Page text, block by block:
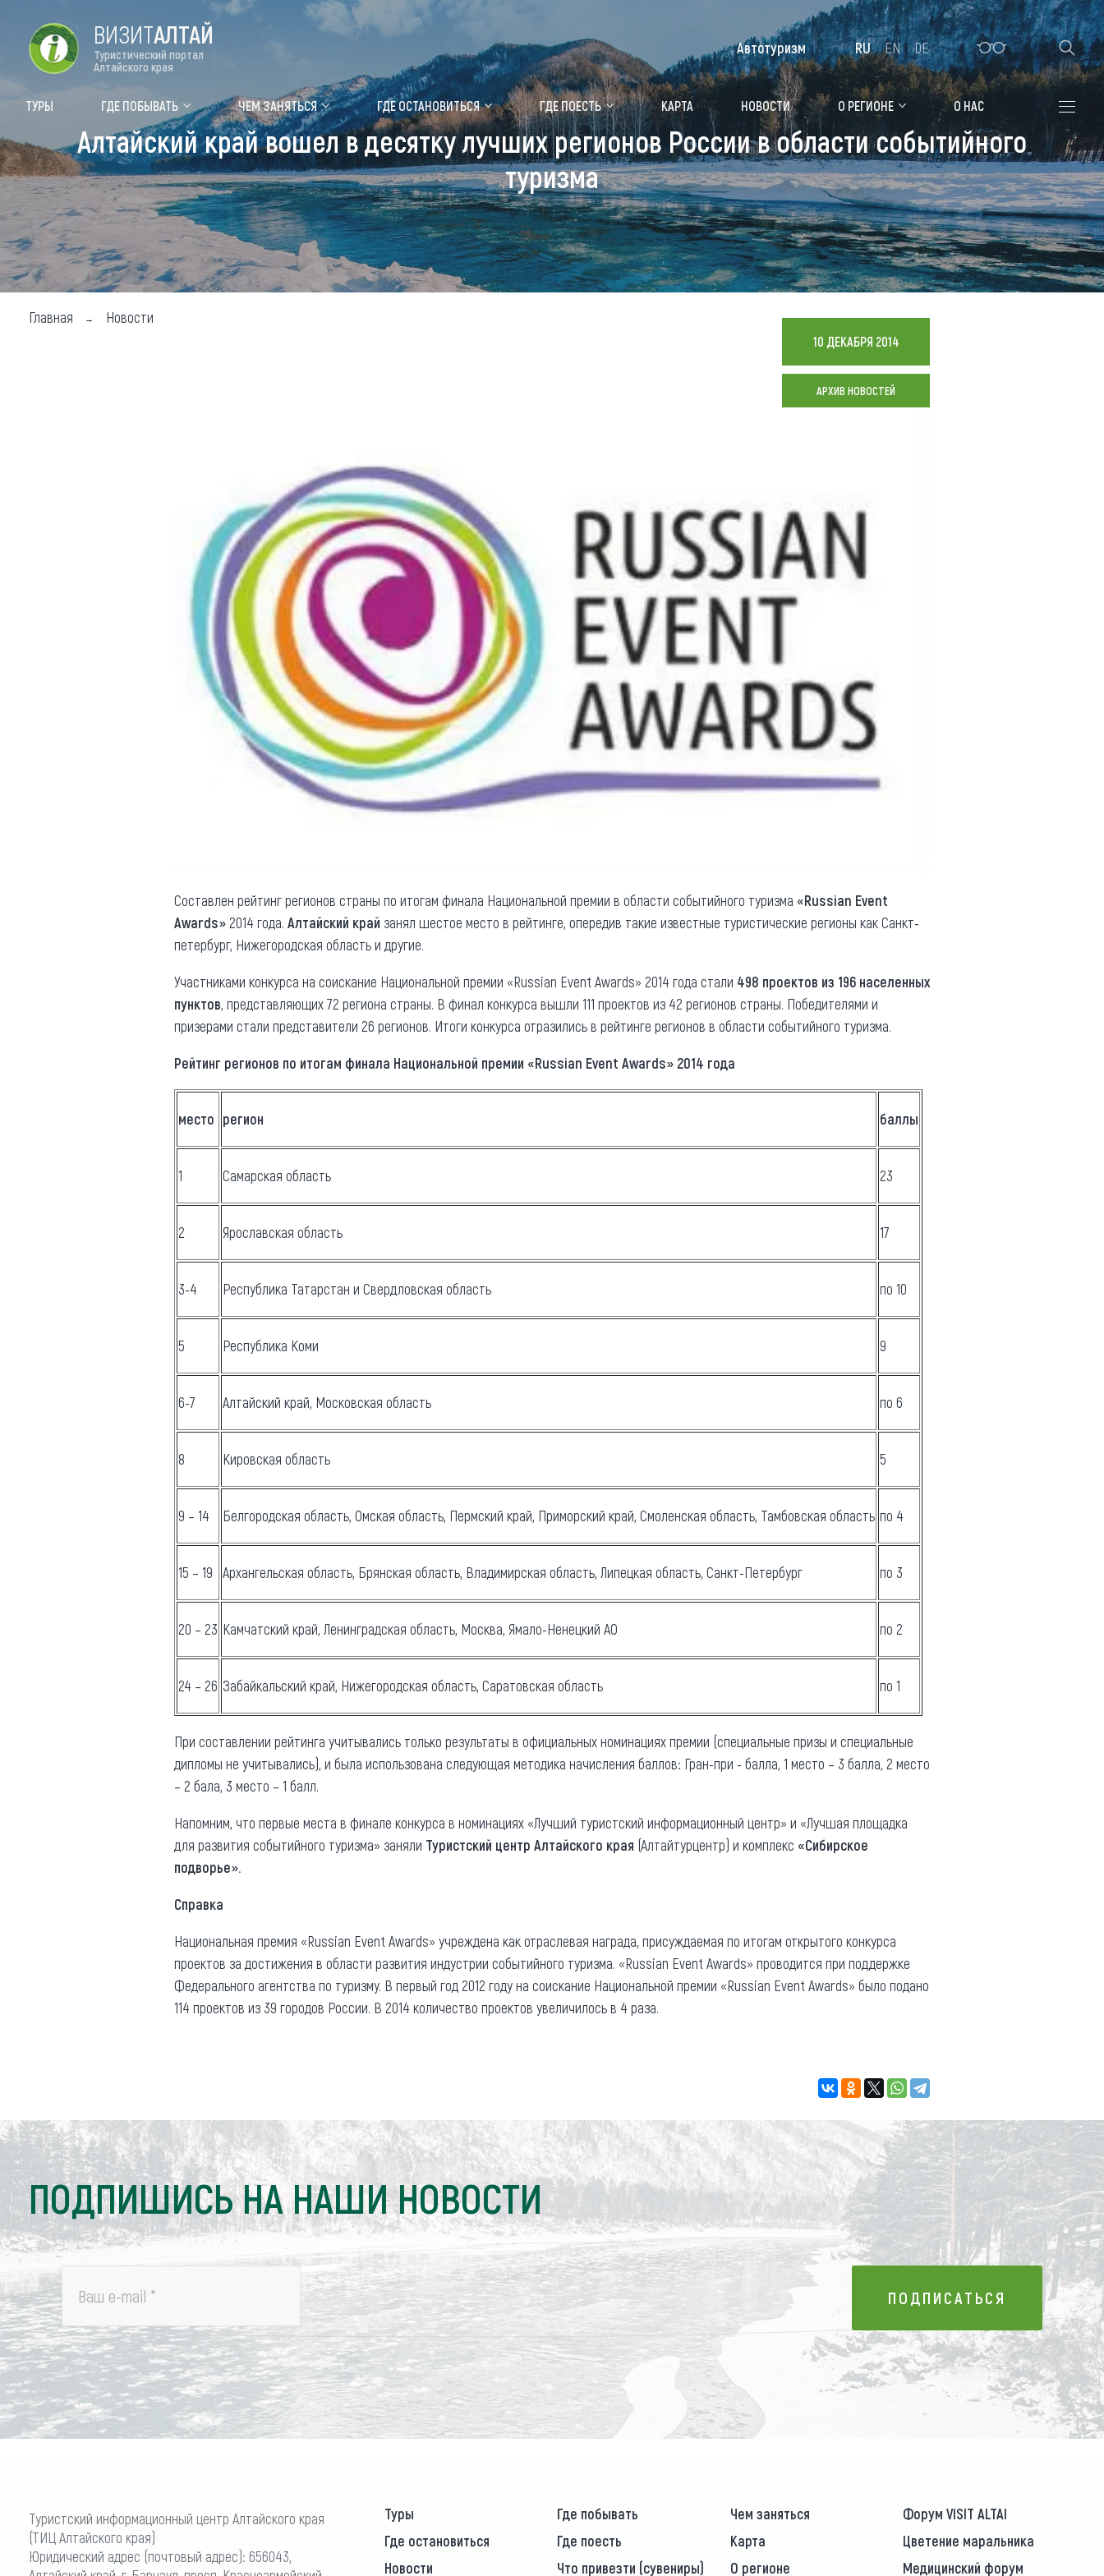
Форум VISIT ALTAI Цветение маральника Медицинский форум Алтайская зимовка
Туры Где побывать
Объекты природы
Объекты истории и культуры
Объекты развлечений
Топ туристических мест
Чем заняться
Календарь событий
Аудиогид
Мой маршрут
Где остановиться
Санатории
Гостиницы, отели
Коттеджи, базы
Сельские усадьбы
Мотели, придорожные отели
Что привезти (сувениры)
Карты и буклеты
Коллекция впечатлений
Реестр туроператоров
агентств Алтайского края
ВИЗИТАЛТАЙ
Туристический портал
Алтайского края
ТУРЫ ГДЕ ПОБЫВАТЬ ЧЕМ ЗАНЯТЬСЯ ГДЕ ОСТАНОВИТЬСЯ ГДЕ ПОЕСТЬ КАРТА НОВОСТИ О РЕГИОНЕ О НАС
Автотуризм RU EN DE
Алтайский край вошел в десятку лучших регионов России в области событийного
туризма
Главная Новости
10 ДЕКАБРЯ 2014
АРХИВ НОВОСТЕЙ
Составлен рейтинг регионов страны по итогам финала Национальной премии в области событийного туризма «Russian Event
Awards» 2014 года. Алтайский край занял шестое место в рейтинге, опередив такие известные туристические регионы как Санкт-
петербург, Нижегородская область и другие.
Участниками конкурса на соискание Национальной премии «Russian Event Awards» 2014 года стали 498 проектов из 196 населенных
пунктов, представляющих 72 региона страны. В финал конкурса вышли 111 проектов из 42 регионов страны. Победителями и
призерами стали представители 26 регионов. Итоги конкурса отразились в рейтинге регионов в области событийного туризма.
Рейтинг регионов по итогам финала Национальной премии «Russian Event Awards» 2014 года
место регион баллы
1 Самарская область 23
2 Ярославская область 17
3-4 Республика Татарстан и Свердловская область по 10
5 Республика Коми 9
6-7 Алтайский край, Московская область по 6
8 Кировская область 5
9 – 14 Белгородская область, Омская область, Пермский край, Приморский край, Смоленская область, Тамбовская область по 4
15 – 19 Архангельская область, Брянская область, Владимирская область, Липецкая область, Санкт-Петербург по 3
20 – 23 Камчатский край, Ленинградская область, Москва, Ямало-Ненецкий АО по 2
24 – 26 Забайкальский край, Нижегородская область, Саратовская область по 1
При составлении рейтинга учитывались только результаты в официальных номинациях премии (специальные призы и специальные
дипломы не учитывались), и была использована следующая методика начисления баллов: Гран-при - балла, 1 место – 3 балла, 2 место
– 2 бала, 3 место – 1 балл.
Напомним, что первые места в финале конкурса в номинациях «Лучший туристский информационный центр» и «Лучшая площадка
для развития событийного туризма» заняли Туристский центр Алтайского края (Алтайтурцентр) и комплекс «Сибирское
подворье».
Справка
Национальная премия «Russian Event Awards» учреждена как отраслевая награда, присуждаемая по итогам открытого конкурса
проектов за достижения в области развития индустрии событийного туризма. «Russian Event Awards» проводится при поддержке
Федерального агентства по туризму. В первый год 2012 году на соискание Национальной премии «Russian Event Awards» было подано
114 проектов из 39 городов России. В 2014 количество проектов увеличилось в 4 раза.
ПОДПИШИСЬ НА НАШИ НОВОСТИ
Ваш e-mail * ПОДПИСАТЬСЯ
ПОДПИСАТЬСЯ
Туристский информационный центр Алтайского края
(ТИЦ Алтайского края)
Юридический адрес (почтовый адрес): 656043,
Туры Где побывать Чем заняться
Форум VISIT ALTAI
Где остановиться
Где поесть Карта
Цветение маральника
Новости
Что привезти (сувениры) О регионе Медицинский форум